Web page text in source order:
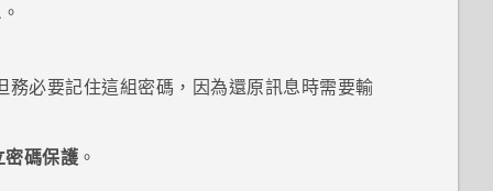
。
務必要記住這組密碼，因為還原訊息時需要輸
碼保護 。